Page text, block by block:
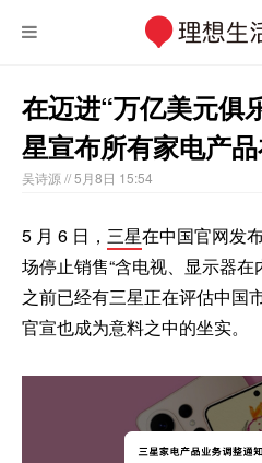
在迈进“万亿美元俱
星宣布所有家电产
吴诗源 // 5月8日 15:54
5 月 6 日， 三星在中国官网发
场停止销售“含电视、显示器
之前已经有三星正在评估中国
官宣也成为意料之中的坐实。